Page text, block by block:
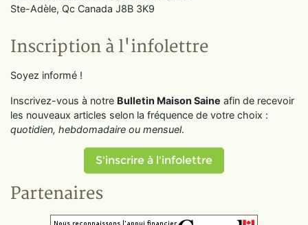
Ste-Adèle, Qc Canada J8B 3K9
Inscription à l'infolettre
Soyez informé !
Inscrivez-vous à notre Bulletin Maison Saine afin de recevoir
les nouveaux articles selon la fréquence de votre choix :
quotidien, hebdomadaire ou mensuel.
S'inscrire à l'infolettre
Partenaires